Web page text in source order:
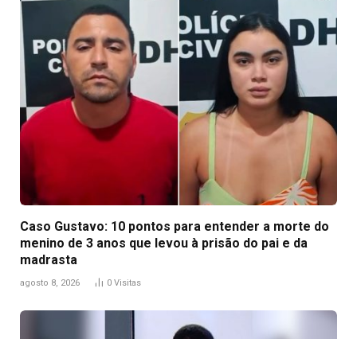
Caso Gustavo: 10 pontos para entender a morte do
menino de 3 anos que levou à prisão do pai e da
madrasta
agosto 8, 2026 0 Visitas